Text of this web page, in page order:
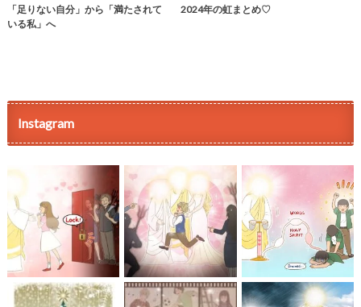
「足りない自分」から「満たされて
いる私」へ
2024年の虹まとめ♡
Instagram